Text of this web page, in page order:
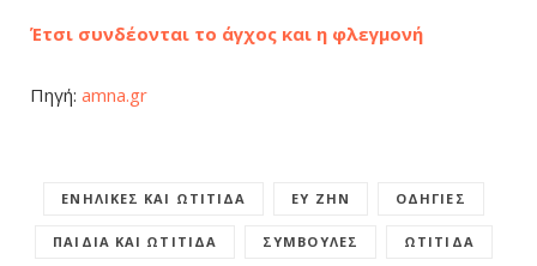
Έτσι συνδέονται το άγχος και η φλεγμονή
Πηγή: amna.gr
ΕΝΉΛΙΚΕΣ ΚΑΙ ΩΤΊΤΙΔΑ ΕΥ ΖΗΝ ΟΔΗΓΊΕΣ
ΠΑΙΔΙΆ ΚΑΙ ΩΤΊΤΙΔΑ ΣΥΜΒΟΥΛΈΣ ΩΤΊΤΙΔΑ